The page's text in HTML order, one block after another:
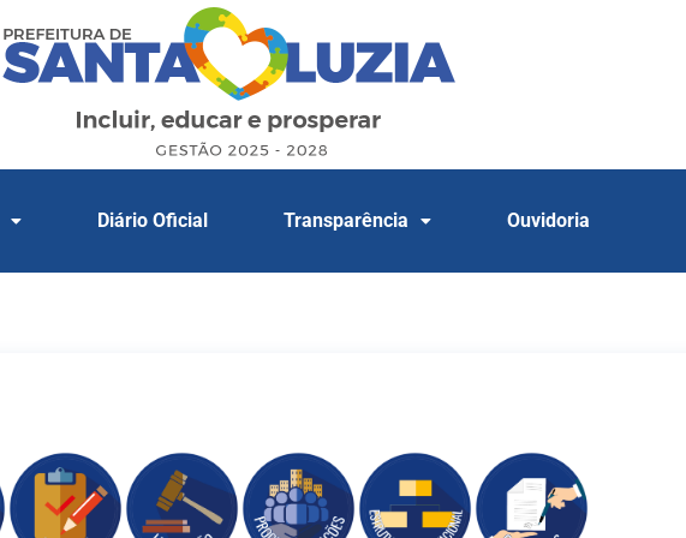
Diário Oficial Transparência Ouvidoria